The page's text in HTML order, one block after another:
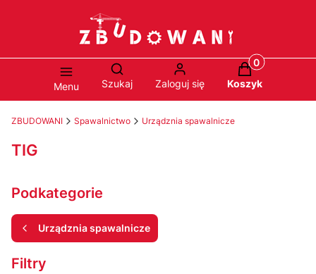
Menu
Otwórz wyszukiwarkę
Szukaj Zaloguj się
Produkty w
Koszyk
ZBUDOWANI Spawalnictwo Urządznia spawalnicze
TIG
Podkategorie
Urządznia spawalnicze
Filtry